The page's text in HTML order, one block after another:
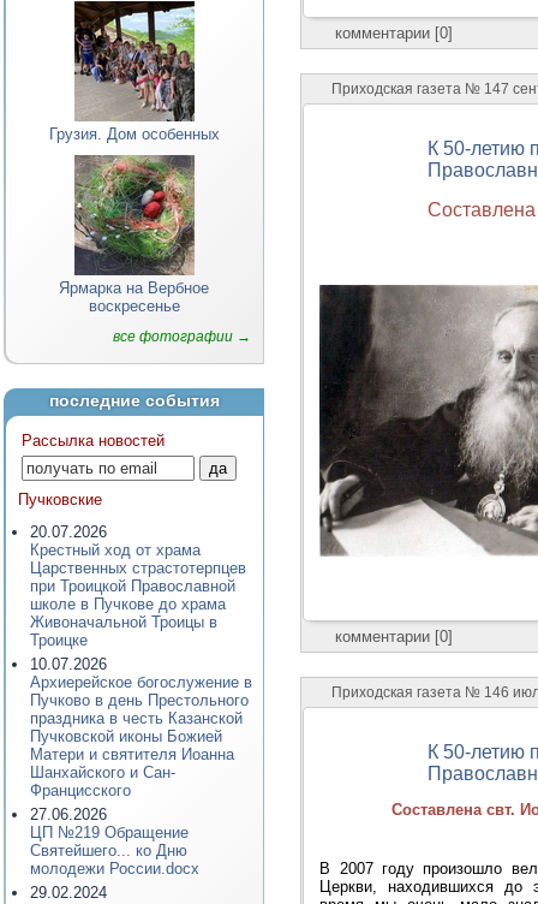
Грузия. Дом особенных
Ярмарка на Вербное
воскресенье
все фотографии →
последние события
Рассылка новостей
Пучковские
20.07.2026
Крестный ход от храма
Царственных страстотерпцев
при Троицкой Православной
школе в Пучкове до храма
Живоначальной Троицы в
Троицке
10.07.2026
Архиерейское богослужение в
Пучково в день Престольного
праздника в честь Казанской
Пучковской иконы Божией
Матери и святителя Иоанна
Шанхайского и Сан-
Францисского
27.06.2026
ЦП №219 Обращение
Святейшего... ко Дню
молодежи России.docx
29.02.2024
комментарии [0]
Приходская газета № 147
К 50-летию
комментарии [0]
Приходская газета № 146
К 50-летию
Составлена свт.
В 2007 году произошло
Церкви, находившихся до